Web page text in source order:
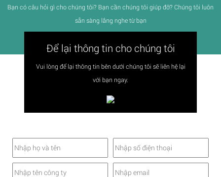
Bạn có câu hỏi gì cho chúng tôi? Bạn cần chúng tôi giúp đỡ? Chúng tôi luôn
sẵn sàng lắng nghe từ bạn
Để lại thông tin cho chúng tôi
Vui lòng để lại thông tin bên dưới chúng tôi sẽ liên hệ lại
với bạn ngay.